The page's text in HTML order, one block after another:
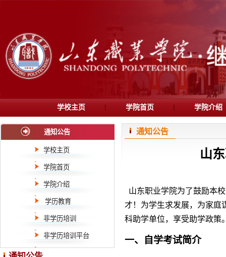
学校主页 学院首页 学院介绍
通知公告
学校主页
学院首页
学院介绍
学历教育
非学历培训
非学历培训平台
通知公告
山
山东职业学院为了鼓励本
才！为学生求发展， 为家庭
科助学单位，享受助学政策
一、自学考试简介